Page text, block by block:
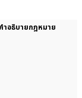
ำอธิบายกฎหมาย